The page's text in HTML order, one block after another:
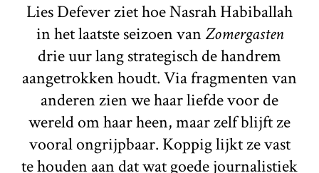
Lies Defever ziet hoe Nasrah Habiballah
in het laatste seizoen vanZomergasten
drie uur lang strategisch de handrem
aangetrokken houdt. Via fragmenten van
anderen zien we haar liefde voor de
wereld om haar heen, maar zelf blijft ze
vooral ongrijpbaar. Koppig lijkt ze vast
te houden aan dat wat goede journalistiek